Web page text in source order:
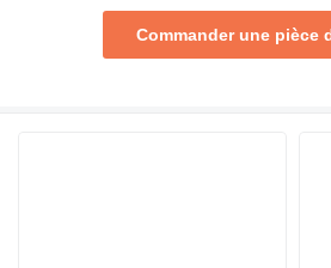
Commander une pièce